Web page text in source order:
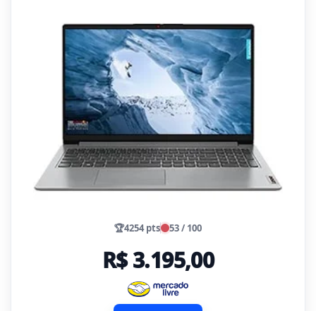
🏆4254 pts 53 / 100
R$ 3.195,00